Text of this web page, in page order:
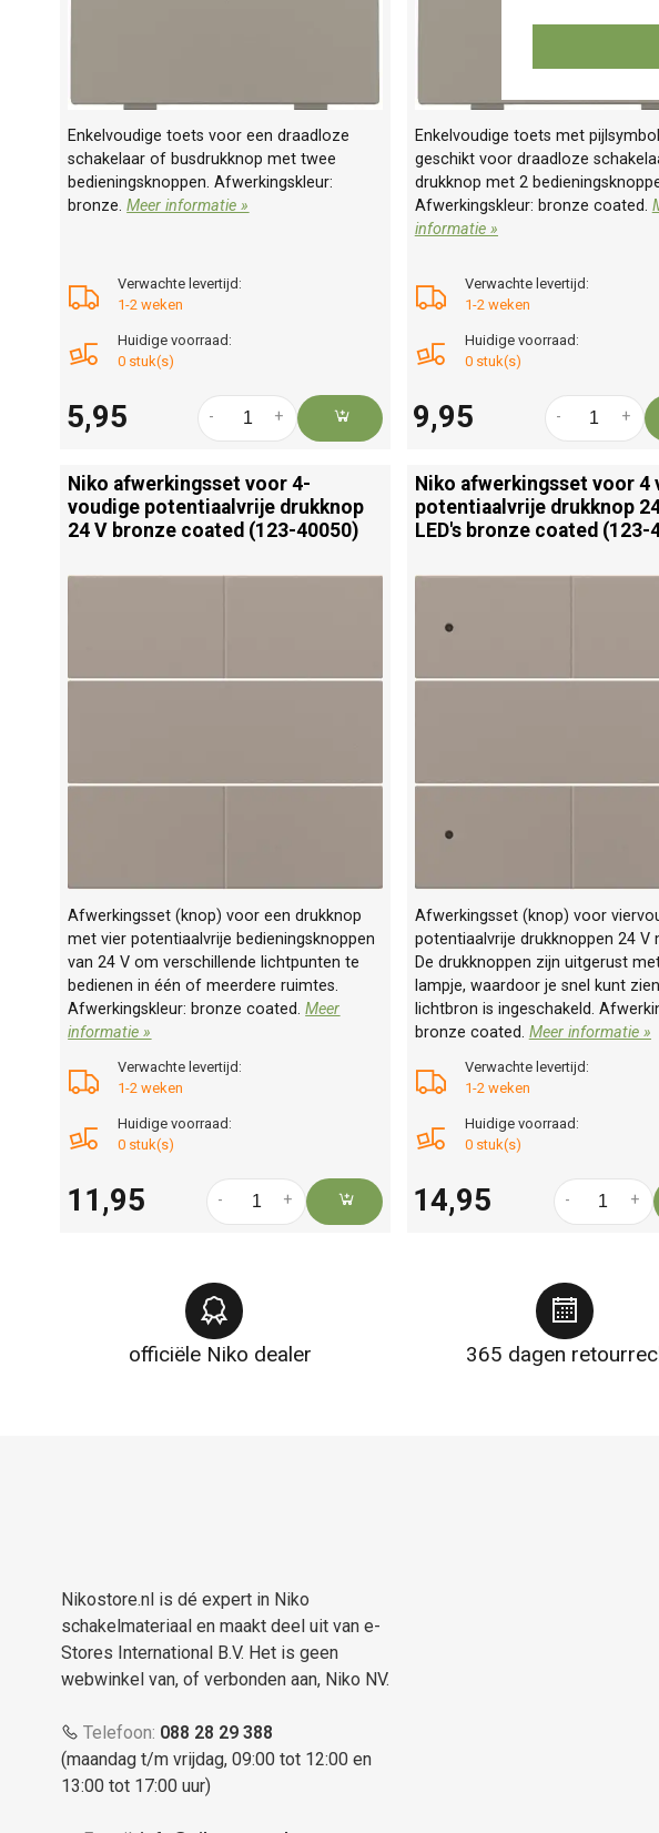
Enkelvoudige toets voor een draadloze
schakelaar of busdrukknop met twee
bedieningsknoppen. Afwerkingskleur:
bronze.Meer informatie »
Verwachte levertijd:
1-2 weken
Huidige voorraad:
0 stuk(s)
5,95 +
-
Enkelvoudige toets met
geschikt voor draadloze
drukknop met 2
Afwerkingskleur: bronze coated.
informatie »
Verwachte levertijd:
1-2 weken
Huidige voorraad:
0 stuk(s)
9,95 +
-
Niko afwerkingsset voor 4-
voudige potentiaalvrije drukknop
24 V bronze coated (123-40050)
Afwerkingsset (knop) voor een drukknop
met vier potentiaalvrije bedieningsknoppen
van 24 V om verschillende lichtpunten te
bedienen in één of meerdere ruimtes.
Afwerkingskleur: bronze coated.Meer
informatie »
Verwachte levertijd:
1-2 weken
Huidige voorraad:
0 stuk(s)
11,95 +
-
Niko afwerkingsset voor 4
potentiaalvrije drukknop
LED's bronze coated (123-
Afwerkingsset (knop) voor
potentiaalvrije drukknoppen 24 V
De drukknoppen zijn uitgerust
lampje, waardoor je snel kunt
lichtbron is ingeschakeld.
bronze coated. Meer informatie »
Verwachte levertijd:
1-2 weken
Huidige voorraad:
0 stuk(s)
14,95 +
-
officiële Niko dealer 365 dagen
Nikostore.nl is dé expert in Niko
schakelmateriaal en maakt deel uit van e-
Stores International B.V. Het is geen
webwinkel van, of verbonden aan, Niko NV.
Telefoon: 088 28 29 388
(maandag t/m vrijdag, 09:00 tot 12:00 en
13:00 tot 17:00 uur)